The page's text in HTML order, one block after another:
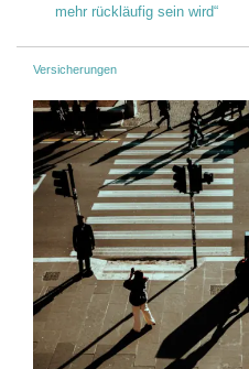
mehr rückläufig sein wird“
Versicherungen